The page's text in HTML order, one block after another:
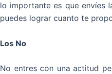
lo importante es que envíes
puedes lograr cuanto te
Los No
No entres con una actitud